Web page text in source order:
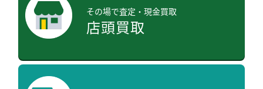
その場で査定・現金買取
店頭買取